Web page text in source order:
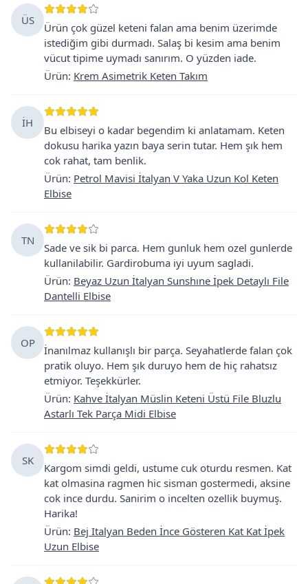
ÜS
Ürün çok güzel keteni falan ama benim üzerimde
istediğim gibi durmadı. Salaş bi kesim ama benim
vücut tipime uymadı sanırım. O yüzden iade.
Ürün: Krem Asimetrik Keten Takım
İH
Bu elbiseyi o kadar begendim ki anlatamam. Keten
dokusu harika yazın baya serin tutar. Hem şık hem
cok rahat, tam benlik.
Ürün: Petrol Mavisi İtalyan V Yaka Uzun Kol Keten
Elbise
TN
Sade ve sik bi parca. Hem gunluk hem ozel gunlerde
kullanilabilir. Gardirobuma iyi uyum sagladi.
Ürün: Beyaz Uzun İtalyan Sunshıne İpek Detaylı File
Dantelli Elbise
OP
İnanılmaz kullanışlı bir parça. Seyahatlerde falan çok
pratik oluyo. Hem şık duruyo hem de hiç rahatsız
etmiyor. Teşekkürler.
Ürün: Kahve İtalyan Müslin Keteni Üstü File Bluzlu
Astarlı Tek Parça Midi Elbise
SK
Kargom simdi geldi, ustume cuk oturdu resmen. Kat
kat olmasina ragmen hic sisman gostermedi, aksine
cok ince durdu. Sanirim o incelten ozellik buymuş.
Harika!
Ürün: Bej Italyan Beden İnce Gösteren Kat Kat İpek
Uzun Elbise